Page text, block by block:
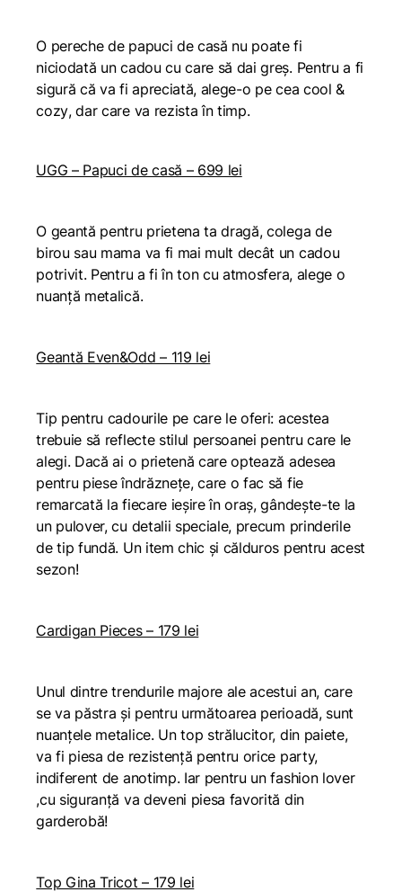
O pereche de papuci de casă nu poate fi
niciodată un cadou cu care să dai greș. Pentru a fi
sigură că va fi apreciată, alege-o pe cea cool &
cozy, dar care va rezista în timp.
UGG – Papuci de casă – 699 lei
O geantă pentru prietena ta dragă, colega de
birou sau mama va fi mai mult decât un cadou
potrivit. Pentru a fi în ton cu atmosfera, alege o
nuanță metalică.
Geantă Even&Odd – 119 lei
Tip pentru cadourile pe care le oferi: acestea
trebuie să reflecte stilul persoanei pentru care le
alegi. Dacă ai o prietenă care optează adesea
pentru piese îndrăznețe, care o fac să fie
remarcată la fiecare ieșire în oraș, gândește-te la
un pulover, cu detalii speciale, precum prinderile
de tip fundă. Un item chic și călduros pentru acest
sezon!
Cardigan Pieces – 179 lei
Unul dintre trendurile majore ale acestui an, care
se va păstra și pentru următoarea perioadă, sunt
nuanțele metalice. Un top strălucitor, din paiete,
va fi piesa de rezistență pentru orice party,
indiferent de anotimp. Iar pentru un fashion lover
,cu siguranță va deveni piesa favorită din
garderobă!
Top Gina Tricot – 179 lei